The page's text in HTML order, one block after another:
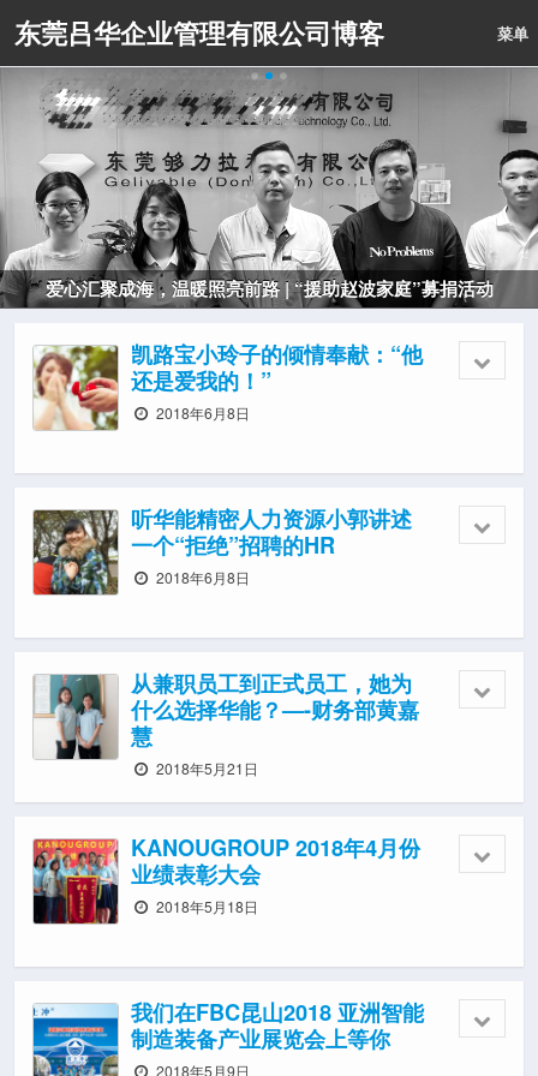
东莞吕华企业管理有限公司博客 菜单
爱心汇聚成海，温暖照亮前路 | “援助赵波家庭”募捐活动
凯路宝小玲子的倾情奉献：“他
还是爱我的！”
2018年6月8日
听华能精密人力资源小郭讲述
一个“拒绝”招聘的HR
2018年6月8日
从兼职员工到正式员工，她为
什么选择华能？—-财务部黄嘉
慧
2018年5月21日
KANOUGROUP 2018年4月份
业绩表彰大会
2018年5月18日
我们在FBC昆山2018 亚洲智能
制造装备产业展览会上等你
2018年5月9日